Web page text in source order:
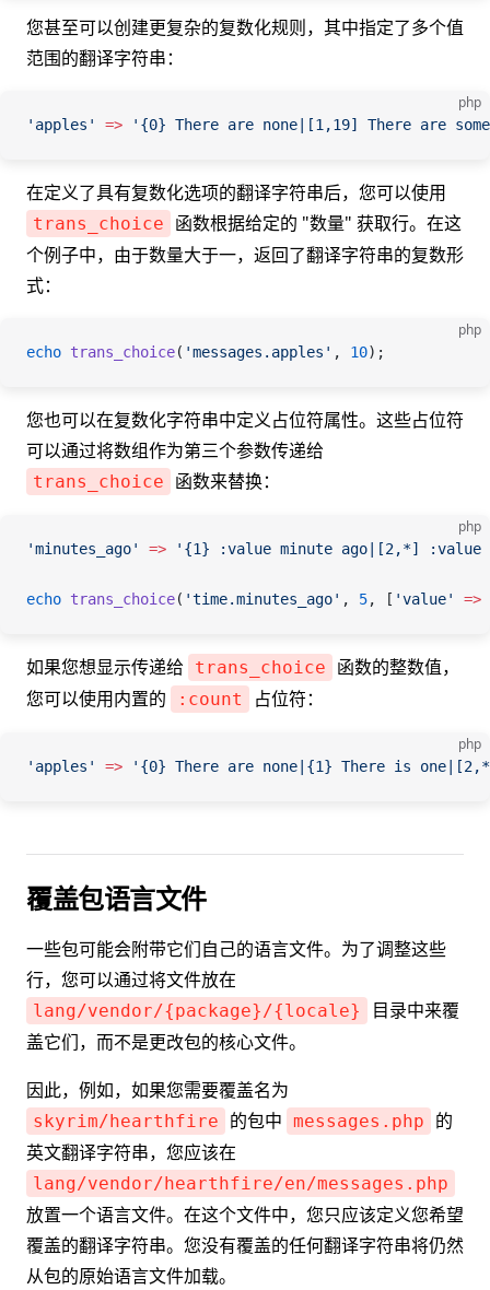
您甚至可以创建更复杂的复数化规则，其中指定了多个值
范围的翻译字符串：
php
'apples' => '{0} There are none|[1,19] There are
在定义了具有复数化选项的翻译字符串后，您可以使用
trans_choice
函数根据给定的 "数量" 获取行。在这
个例子中，由于数量大于一，返回了翻译字符串的复数形
式：
php
echo trans_choice( 'messages.apples' , 10);
您也可以在复数化字符串中定义占位符属性。这些占位符
可以通过将数组作为第三个参数传递给
trans_choice 函数来替换：
php
'minutes_ago' => '{1} :value minute ago|[2,*] :value
echo trans_choice( 'time.minutes_ago' , 5, [ 'value' =>
如果您想显示传递给 trans_choice
函数的整数值，
您可以使用内置的
:count 占位符：
php
'apples' => '{0} There are none|{1} There is
覆盖包语言文件
一些包可能会附带它们自己的语言文件。为了调整这些
行，您可以通过将文件放在
lang/vendor/{package}/{locale}
目录中来覆
盖它们，而不是更改包的核心文件。
因此，例如，如果您需要覆盖名为
skyrim/hearthfire 的包中 messages.php
的
英文翻译字符串，您应该在
lang/vendor/hearthfire/en/messages.php
放置一个语言文件。在这个文件中，您只应该定义您希望
覆盖的翻译字符串。您没有覆盖的任何翻译字符串将仍然
从包的原始语言文件加载。